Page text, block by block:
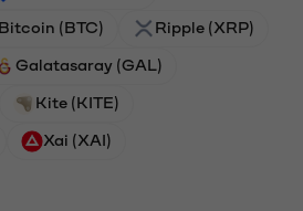
Bitcoin (BTC) Ripple (XRP)
Galatasaray (GAL)
Kite (KITE)
Xai (XAI)